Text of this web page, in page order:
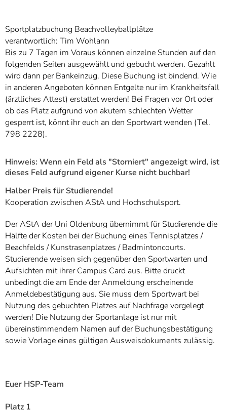
Sportplatzbuchung Beachvolleyballplätze
verantwortlich: Tim Wohlann
Bis zu 7 Tagen im Voraus können einzelne Stunden auf den
folgenden Seiten ausgewählt und gebucht werden. Gezahlt
wird dann per Bankeinzug. Diese Buchung ist bindend. Wie
in anderen Angeboten können Entgelte nur im Krankheitsfall
(ärztliches Attest) erstattet werden! Bei Fragen vor Ort oder
ob das Platz aufgrund von akutem schlechten Wetter
gesperrt ist, könnt ihr euch an den Sportwart wenden (Tel.
798 2228).
Hinweis: Wenn ein Feld als "Storniert" angezeigt wird, ist
dieses Feld aufgrund eigener Kurse nicht buchbar!
Halber Preis für Studierende!
Kooperation zwischen AStA und Hochschulsport.
Der AStA der Uni Oldenburg übernimmt für Studierende die
Hälfte der Kosten bei der Buchung eines Tennisplatzes /
Beachfelds / Kunstrasenplatzes / Badmintoncourts.
Studierende weisen sich gegenüber den Sportwarten und
Aufsichten mit ihrer Campus Card aus. Bitte druckt
unbedingt die am Ende der Anmeldung erscheinende
Anmeldebestätigung aus. Sie muss dem Sportwart bei
Nutzung des gebuchten Platzes auf Nachfrage vorgelegt
werden! Die Nutzung der Sportanlage ist nur mit
übereinstimmendem Namen auf der Buchungsbestätigung
sowie Vorlage eines gültigen Ausweisdokuments zulässig.
Euer HSP-Team
Platz 1